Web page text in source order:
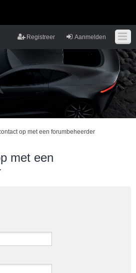
Aanmelden
Registreer
op met een forumbeheerder
met een